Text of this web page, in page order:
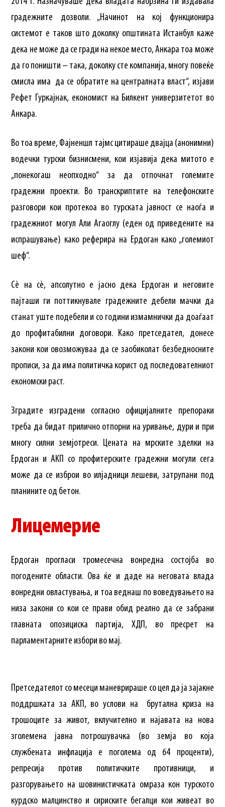
градежните дозволи. „Начинот на кој функционира
системот е таков што доколку општината Истанбул каже
дека не може да се гради на некое место, Анкара тоа може
да го поништи – така, доколку сте компанија, многу повеќе
смисла има да се обратите на централната власт“, изјави
Рефет Гуркајнак, економист на Билкент универзитетот во
Анкара.
Во тоа време, Фајненшл тајмс цитираше двајца (анонимни)
водечки турски бизнисмени, кои изјавија дека митото е
„понекогаш неопходно“ за да отпочнат големите
градежни проекти. Во транскриптите на телефонските
разговори кои протекоа во турската јавност се наоѓа и
градежниот могул Али Агаоглу (еден од приведените на
испрашување) како реферира на Ердоган како „големиот
шеф“.
Сè на сè, апсолутно е јасно дека Ердоган и неговите
пајташи ги поттикнувале градежните дебели мачки да
станат уште подебели и со години измамнички да доаѓаат
до профитабилни договори. Како претседател, донесе
закони кои овозможуваа да се заобиколат безбедносните
прописи, за да има политичка корист од последователниот
економски раст.
Зградите изградени согласно официјалните препораки
треба да бидат прилично отпорни на уривање, дури и при
многу силни земјотреси. Цената на мрските зделки на
Ердоган и АКП со профитерските градежни могули сега
може да се изброи во илјадници лешеви, затрупани под
планините од бетон.
Лицемерие
Ердоган прогласи тромесечна вонредна состојба во
погодените области. Ова ќе и даде на неговата влада
вонредни овластувања, и тоа веднаш по воведувањето на
низа закони со кои се прави обид реално да се забрани
главната опозициска партија, ХДП, во пресрет на
парламентарните избори во мај.
Претседателот со месеци маневрираше со цел да ја зајакне
поддршката за АКП, во услови на брутална криза на
трошоците за живот, вклучително и најавата на нова
зголемена јавна потрошувачка (во земја во која
службената инфлација е поголема од 64 проценти),
репресија против политичките противници, и
разгорувањето на шовинистичката омраза кон турското
курдско малцинство и сириските бегалци кои живеат во